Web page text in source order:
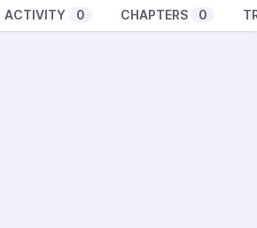
ACTIVITY 0 CHAPTERS 0